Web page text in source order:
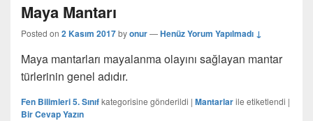
Maya Mantarı
Posted on 2 Kasım 2017byonur—Henüz Yorum Yapılmadı ↓
Maya mantarları mayalanma olayını sağlayan mantar
türlerinin genel adıdır.
Fen Bilimleri 5. Sınıfkategorisine gönderildi | Mantarlarile etiketlendi |
Bir Cevap Yazın